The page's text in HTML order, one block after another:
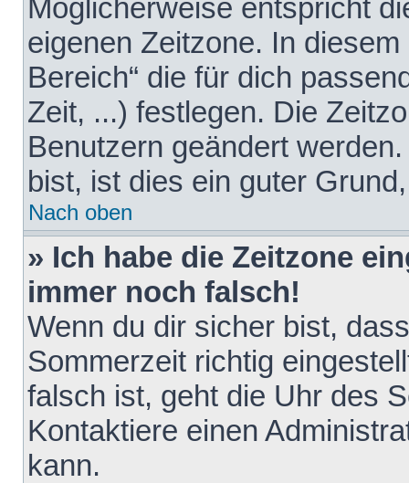
Möglicherweise entspricht
eigenen Zeitzone. In
Bereich“ die für dich
Zeit, ...) festlegen. Die
Benutzern geändert
bist, ist dies ein guter
Nach oben
» Ich habe die Zeitzone
immer noch falsch!
Wenn du dir sicher bist,
Sommerzeit richtig
falsch ist, geht die Uhr des
Kontaktiere einen
kann.